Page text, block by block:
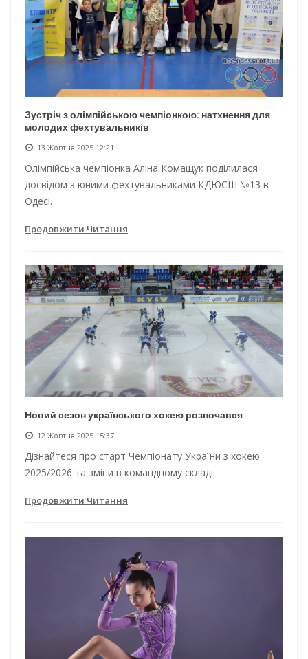
Зустріч з олімпійською чемпіонкою: натхнення для
молодих фехтувальників
13 Жовтня 2025 12:21
Олімпійська чемпіонка Аліна Комащук поділилася
досвідом з юними фехтувальниками КДЮСШ №13 в
Одесі.
Продовжити Читання
Новий сезон українського хокею розпочався
12 Жовтня 2025 15:37
Дізнайтеся про старт Чемпіонату України з хокею
2025/2026 та зміни в командному складі.
Продовжити Читання